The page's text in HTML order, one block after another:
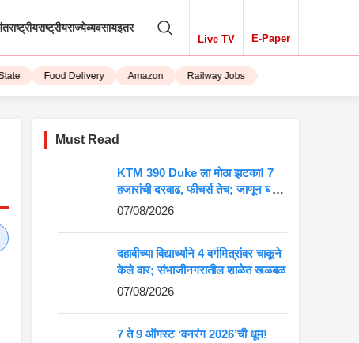
राष्ट्रीयराज्येव्यवसायइतर
Live TV E-Paper
Food Delivery Amazon Railway Jobs iPhone 15
Must Read
KTM 390 Duke ला मोठा झटका! 7
हजारांची दरवाढ, फीचर्स तेच; जाणून घ्या
5 मोठे बदल
07/08/2026
दहावीच्या विद्यार्थ्याने 4 वर्गमित्रांवर चाकूने
केले वार; संभाजीनगरातील शाळेत खळबळ
07/08/2026
7 ते 9 ऑगस्ट ‘वनरंग 2026’ची धूम!